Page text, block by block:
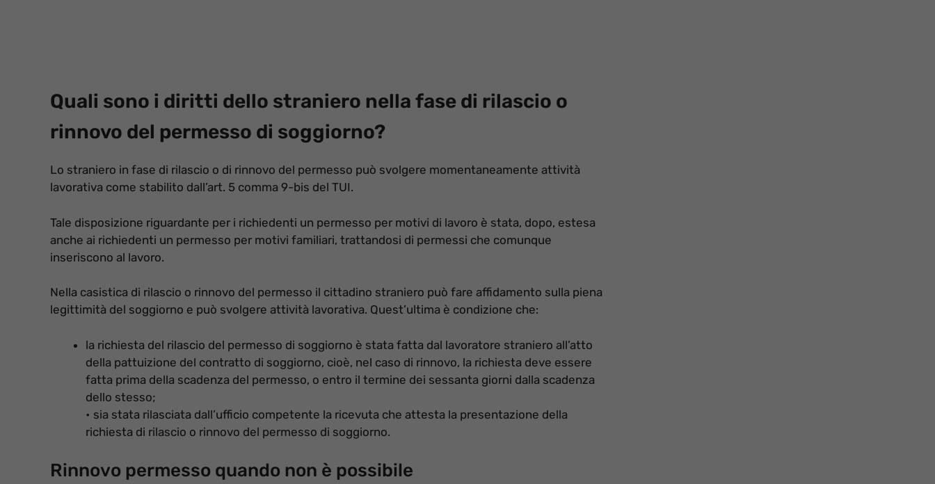
Quali sono i diritti dello straniero nella fase di rilascio o
rinnovo del permesso di soggiorno?
Lo straniero in fase di rilascio o di rinnovo del permesso può svolgere momentaneamente attività
lavorativa come stabilito dall’art. 5 comma 9-bis del TUI.
Tale disposizione riguardante per i richiedenti un permesso per motivi di lavoro è stata, dopo, estesa
anche ai richiedenti un permesso per motivi familiari, trattandosi di permessi che comunque
inseriscono al lavoro.
Nella casistica di rilascio o rinnovo del permesso il cittadino straniero può fare affidamento sulla piena
legittimità del soggiorno e può svolgere attività lavorativa. Quest’ultima è condizione che:
la richiesta del rilascio del permesso di soggiorno è stata fatta dal lavoratore straniero all’atto
della pattuizione del contratto di soggiorno, cioè, nel caso di rinnovo, la richiesta deve essere
fatta prima della scadenza del permesso, o entro il termine dei sessanta giorni dalla scadenza
dello stesso;
• sia stata rilasciata dall’ufficio competente la ricevuta che attesta la presentazione della
richiesta di rilascio o rinnovo del permesso di soggiorno.
Rinnovo permesso quando non è possibile